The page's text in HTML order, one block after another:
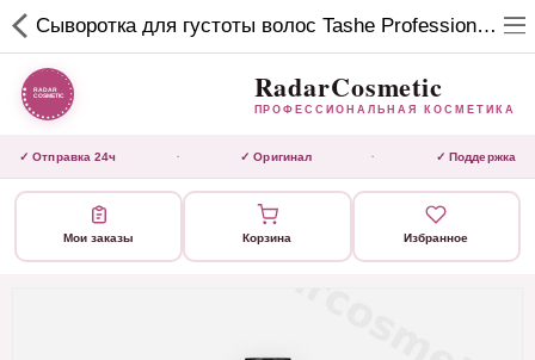
RadarCosmetic
КОСМЕТИКА
✕
Активаторы
Ботокс
Сыворотка для густоты волос Tashe Professional "Moringa", 100 мл
RadarCosmetic
ПРОФЕССИОНАЛЬНАЯ КОСМЕТИКА
✓ Отправка 24ч · ✓ Оригинал · ✓ Поддержка
Мои заказы Корзина Избранное